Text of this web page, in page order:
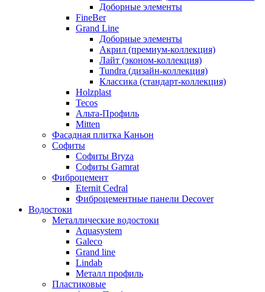
Доборные элементы
FineBer
Grand Line
Доборные элементы
Акрил (премиум-коллекция)
Лайт (эконом-коллекция)
Tundra (дизайн-коллекция)
Классика (стандарт-коллекция)
Holzplast
Tecos
Альта-Профиль
Mitten
Фасадная плитка Каньон
Софиты
Софиты Bryza
Софиты Gamrat
Фиброцемент
Eternit Cedral
Фиброцементные панели Decover
Водостоки
Металлические водостоки
Aquasystem
Galeco
Grand line
Lindab
Металл профиль
Пластиковые